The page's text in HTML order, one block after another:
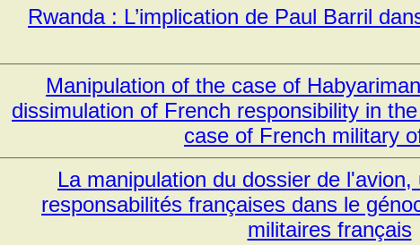
Rwanda : L’implication de Paul Barril
Manipulation of the case of
dissimulation of French responsibility in
case of French military
La manipulation du dossier de
responsabilités françaises dans le
militaires français